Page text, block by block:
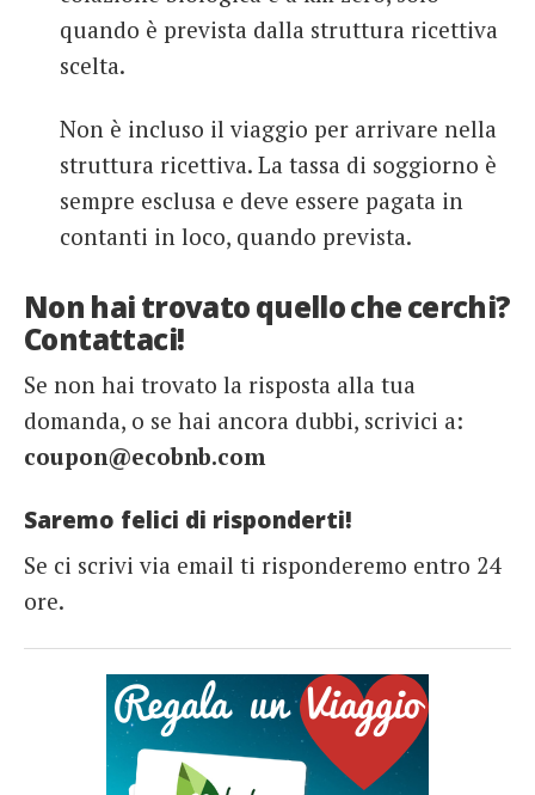
quando è prevista dalla struttura ricettiva
scelta.
Non è incluso il viaggio per arrivare nella
struttura ricettiva. La tassa di soggiorno è
sempre esclusa e deve essere pagata in
contanti in loco, quando prevista.
Non hai trovato quello che cerchi?
Contattaci!
Se non hai trovato la risposta alla tua
domanda, o se hai ancora dubbi, scrivici a:
coupon@ecobnb.com
Saremo felici di risponderti!
Se ci scrivi via email ti risponderemo entro 24
ore.